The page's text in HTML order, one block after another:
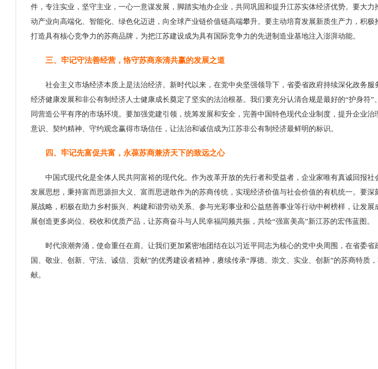
件，专注实业，坚守主业，一心一意谋发展，脚踏实地办企业，共同巩固和提升江苏实体经济优势。要大
动产业向高端化、智能化、绿色化迈进，向全球产业链价值链高端攀升。要主动培育发展新质生产力，积
打造具有核心竞争力的苏商品牌，为把江苏建设成为具有国际竞争力的先进制造业基地注入澎湃动能。
三、牢记守法善经营，恪守苏商亲清共赢的发展之道
社会主义市场经济本质上是法治经济。新时代以来，在党中央坚强领导下，省委省政府持续深化政务服
经济健康发展和非公有制经济人士健康成长奠定了坚实的法治根基。我们要充分认清合规是最好的“护身符
同营造公平有序的市场环境。要加强党建引领，统筹发展和安全，完善中国特色现代企业制度，提升企业
意识、契约精神、守约观念赢得市场信任，让法治和诚信成为江苏非公有制经济最鲜明的标识。
四、牢记先富促共富，永葆苏商兼济天下的致远之心
中国式现代化是全体人民共同富裕的现代化。作为改革开放的先行者和受益者，企业家唯有真诚回报社
发展思想，秉持富而思源担大义、富而思进敢作为的苏商传统，实现经济价值与社会价值的有机统一。要
展战略，积极在助力乡村振兴、构建和谐劳动关系、参与光彩事业和公益慈善事业等行动中树榜样，让发
展创造更多岗位、税收和优质产品，让苏商奋斗与人民幸福同频共振，共绘“强富美高”新江苏的宏伟蓝图。
时代浪潮奔涌，使命重任在肩。让我们更加紧密地团结在以习近平同志为核心的党中央周围，在省委省
国、敬业、创新、守法、诚信、贡献”的优秀建设者精神，赓续传承“厚德、崇文、实业、创新”的苏商特
献。